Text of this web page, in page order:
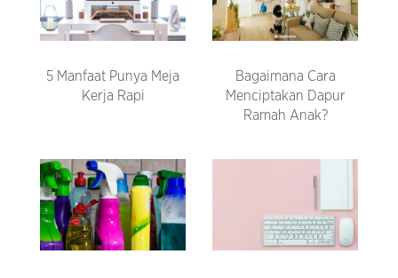
5 Manfaat Punya Meja
Kerja Rapi
Bagaimana Cara
Menciptakan Dapur
Ramah Anak?